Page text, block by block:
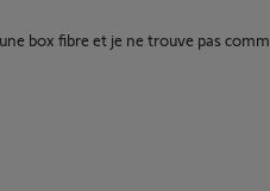
box fibre et je ne trouve pas